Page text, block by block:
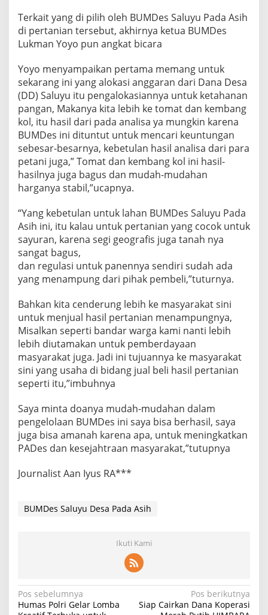
Terkait yang di pilih oleh BUMDes Saluyu Pada Asih
di pertanian tersebut, akhirnya ketua BUMDes
Lukman Yoyo pun angkat bicara
Yoyo menyampaikan pertama memang untuk
sekarang ini yang alokasi anggaran dari Dana Desa
(DD) Saluyu itu pengalokasiannya untuk ketahanan
pangan, Makanya kita lebih ke tomat dan kembang
kol, itu hasil dari pada analisa ya mungkin karena
BUMDes ini dituntut untuk mencari keuntungan
sebesar-besarnya, kebetulan hasil analisa dari para
petani juga,” Tomat dan kembang kol ini hasil-
hasilnya juga bagus dan mudah-mudahan
harganya stabil,”ucapnya.
“Yang kebetulan untuk lahan BUMDes Saluyu Pada
Asih ini, itu kalau untuk pertanian yang cocok untuk
sayuran, karena segi geografis juga tanah nya
sangat bagus,
dan regulasi untuk panennya sendiri sudah ada
yang menampung dari pihak pembeli,”tuturnya.
Bahkan kita cenderung lebih ke masyarakat sini
untuk menjual hasil pertanian menampungnya,
Misalkan seperti bandar warga kami nanti lebih
lebih diutamakan untuk pemberdayaan
masyarakat juga. Jadi ini tujuannya ke masyarakat
sini yang usaha di bidang jual beli hasil pertanian
seperti itu,”imbuhnya
Saya minta doanya mudah-mudahan dalam
pengelolaan BUMDes ini saya bisa berhasil, saya
juga bisa amanah karena apa, untuk meningkatkan
PADes dan kesejahtraan masyarakat,”tutupnya
Journalist Aan Iyus RA***
BUMDes Saluyu Desa Pada Asih
Ikuti Kami
Navigasi
Pos sebelumnya
Humas Polri Gelar Lomba
Pos berikutnya
Siap Cairkan Dana Koperasi